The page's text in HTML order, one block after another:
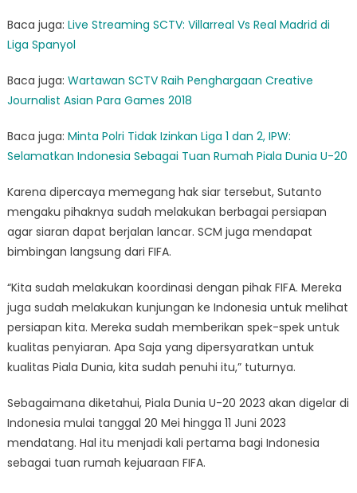
Baca juga: Live Streaming SCTV: Villarreal Vs Real Madrid di
Liga Spanyol
Baca juga: Wartawan SCTV Raih Penghargaan Creative
Journalist Asian Para Games 2018
Baca juga: Minta Polri Tidak Izinkan Liga 1 dan 2, IPW:
Selamatkan Indonesia Sebagai Tuan Rumah Piala Dunia U-20
Karena dipercaya memegang hak siar tersebut, Sutanto
mengaku pihaknya sudah melakukan berbagai persiapan
agar siaran dapat berjalan lancar. SCM juga mendapat
bimbingan langsung dari FIFA.
“Kita sudah melakukan koordinasi dengan pihak FIFA. Mereka
juga sudah melakukan kunjungan ke Indonesia untuk melihat
persiapan kita. Mereka sudah memberikan spek-spek untuk
kualitas penyiaran. Apa Saja yang dipersyaratkan untuk
kualitas Piala Dunia, kita sudah penuhi itu,” tuturnya.
Sebagaimana diketahui, Piala Dunia U-20 2023 akan digelar di
Indonesia mulai tanggal 20 Mei hingga 11 Juni 2023
mendatang. Hal itu menjadi kali pertama bagi Indonesia
sebagai tuan rumah kejuaraan FIFA.